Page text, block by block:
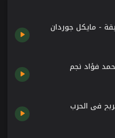
فؤاد نجم